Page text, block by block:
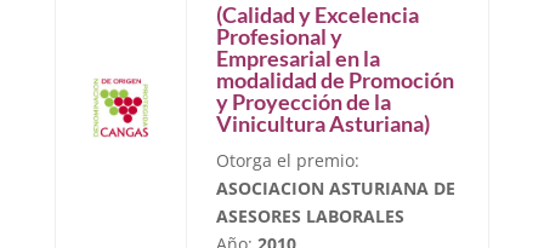
(Calidad y Excelencia
Profesional y
Empresarial en la
modalidad de Promoción
y Proyección de la
Vinicultura Asturiana)
Otorga el premio:
ASOCIACION ASTURIANA DE
ASESORES LABORALES